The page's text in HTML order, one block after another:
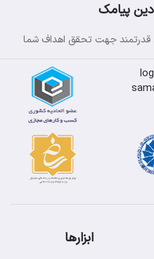
پیامک
قدرتمند جهت تحقق اهداف شما
ابزارها